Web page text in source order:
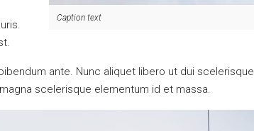
Caption text
ante. Nunc aliquet libero ut dui scelerisque
scelerisque elementum id et massa.